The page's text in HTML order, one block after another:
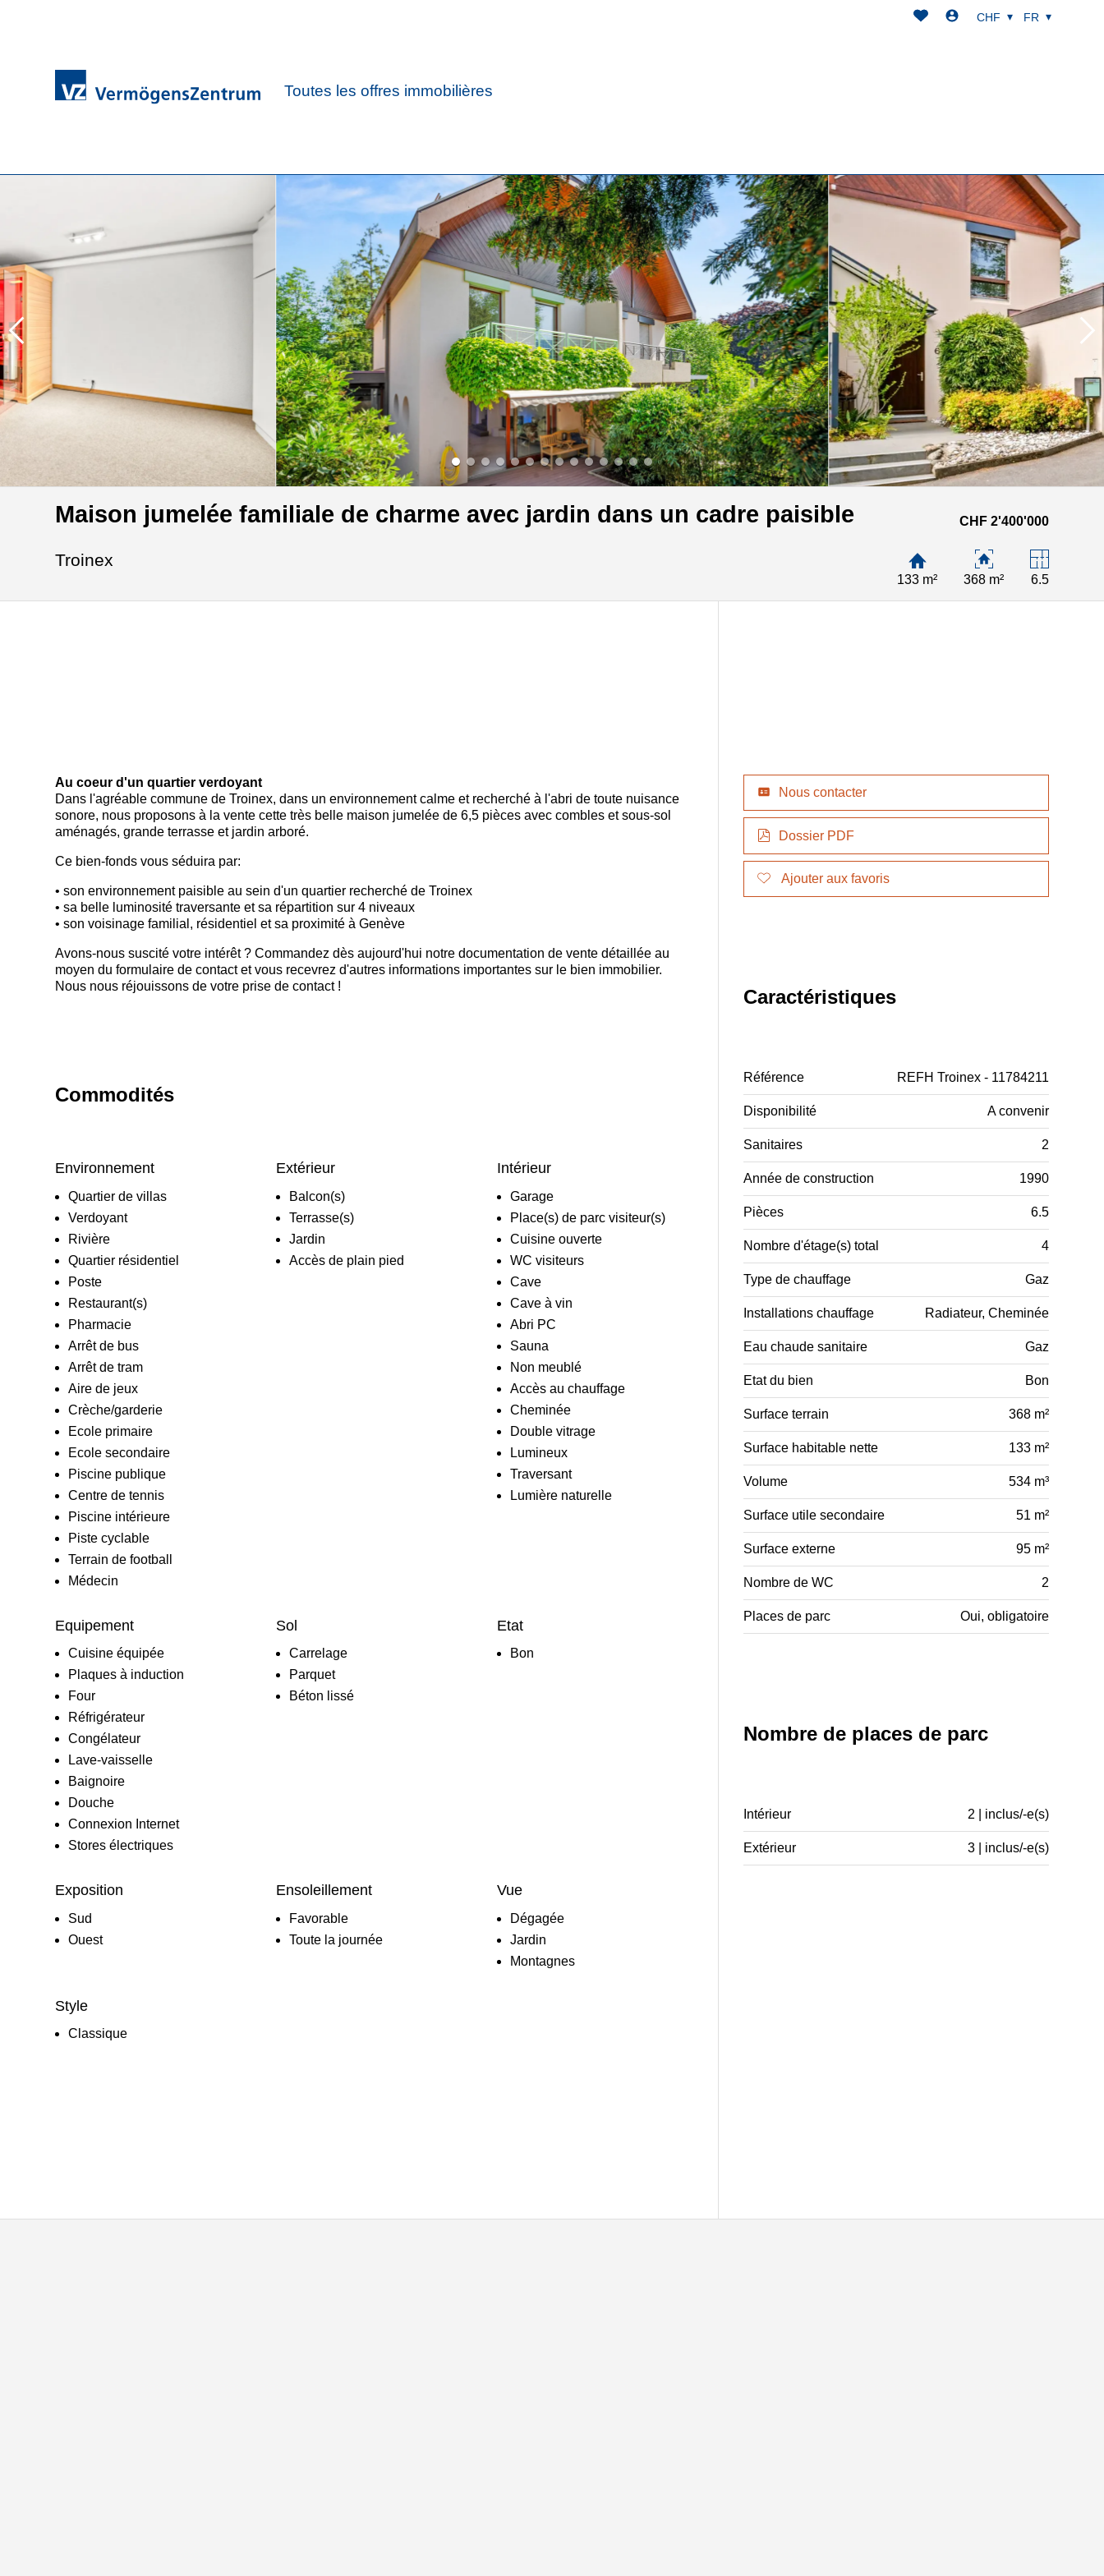
Toutes les offres immobilières
CHF FR
Maison jumelée familiale de charme avec jardin dans un cadre paisible CHF 2'400'000
Troinex
133 m² 368 m² 6.5
Au coeur d'un quartier verdoyant
Dans l'agréable commune de Troinex, dans un environnement calme et recherché à l'abri de toute nuisance
sonore, nous proposons à la vente cettetrès belle maison jumelée de 6,5 pièces avec combles et sous-sol
aménagés, grande terrasse et jardin arboré.
Ce bien-fonds vous séduira par:
• son environnement paisible au sein d'un quartier recherché de Troinex
• sa belle luminosité traversante et sa répartition sur 4 niveaux
• son voisinage familial, résidentiel et sa proximité à Genève
Avons-nous suscité votre intérêt ? Commandez dès aujourd'hui notre documentation de vente détaillée au
moyen du formulaire de contact et vous recevrez d'autres informations importantes sur le bien immobilier.
Nous nous réjouissons de votre prise de contact !
Commodités
Environnement
Quartier de villas
Verdoyant
Rivière
Quartier résidentiel
Poste
Restaurant(s)
Pharmacie
Arrêt de bus
Arrêt de tram
Aire de jeux
Crèche/garderie
Ecole primaire
Ecole secondaire
Piscine publique
Centre de tennis
Piscine intérieure
Piste cyclable
Terrain de football
Médecin
Extérieur
Balcon(s)
Terrasse(s)
Jardin
Accès de plain pied
Intérieur
Garage
Place(s) de parc visiteur(s)
Cuisine ouverte
WC visiteurs
Cave
Cave à vin
Abri PC
Sauna
Non meublé
Accès au chauffage
Cheminée
Double vitrage
Lumineux
Traversant
Lumière naturelle
Equipement
Cuisine équipée
Plaques à induction
Four
Réfrigérateur
Congélateur
Lave-vaisselle
Baignoire
Douche
Connexion Internet
Stores électriques
Sol
Carrelage
Parquet
Béton lissé
Etat
Bon
Exposition
Sud
Ouest
Ensoleillement
Favorable
Toute la journée
Vue
Dégagée
Jardin
Montagnes
Style
Classique
Nous contacter
Dossier PDF
Ajouter aux favoris
Caractéristiques
Référence REFH Troinex - 11784211
Disponibilité A convenir
Sanitaires 2
Année de construction 1990
Pièces 6.5
Nombre d'étage(s) total 4
Type de chauffage Gaz
Installations chauffage Radiateur, Cheminée
Eau chaude sanitaire Gaz
Etat du bien Bon
Surface terrain 368 m²
Surface habitable nette 133 m²
Volume 534 m³
Surface utile secondaire 51 m²
Surface externe 95 m²
Nombre de WC 2
Places de parc Oui, obligatoire
Nombre de places de parc
Intérieur 2 | inclus/-e(s)
Extérieur 3 | inclus/-e(s)